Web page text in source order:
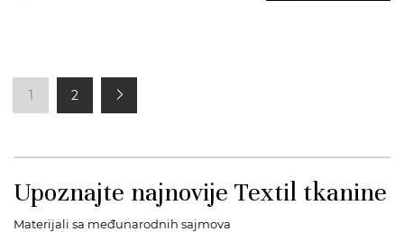
1 2
Upoznajte najnovije Textil tkanine
Materijali sa međunarodnih sajmova